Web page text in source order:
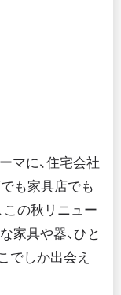
マに、住宅会社
も家具店でも
この秋リニュー
家具や器、ひと
でしか出会え